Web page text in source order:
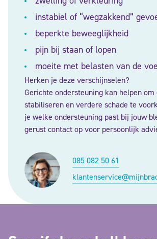
instabiel of “wegzakkend”
beperkte beweeglijkheid
pijn bij staan of lopen
moeite met belasten van de
Herken je deze verschijnselen?
Gerichte ondersteuning kan helpen om
stabiliseren en verdere schade te
je welke ondersteuning past bij jouw
gerust contact op voor persoonlijk
085 082 50 61